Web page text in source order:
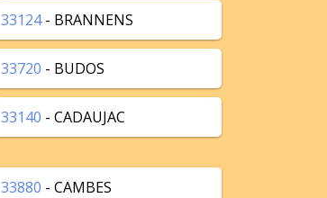
33124- BRANNENS
33720 - BUDOS
33140 - CADAUJAC
33880 - CAMBES